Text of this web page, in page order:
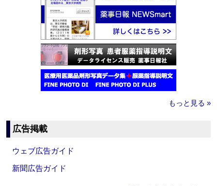
もっと見る »
広告掲載
ウェブ広告ガイド
新聞広告ガイド